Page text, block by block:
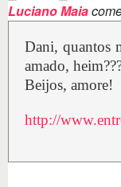
Luciano Maia
Dani, quantos
amado,
Beijos, amore!
http://